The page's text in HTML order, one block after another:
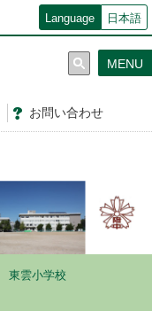
Language 日本語
お問い合わせ
MENU
東雲小学校